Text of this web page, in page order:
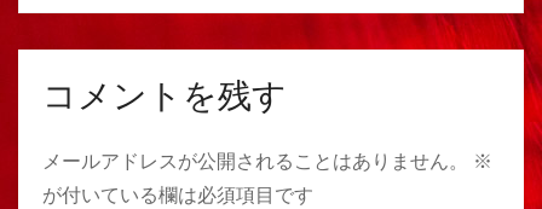
コメントを残す
メールアドレスが公開されることはありません。
※
が付いている欄は必須項目です